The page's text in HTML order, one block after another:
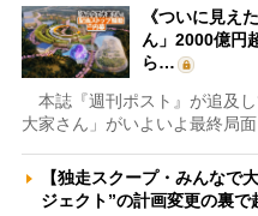
《ついに見え
ん」2000億円
ら…
本誌『週刊ポスト』が追及
大家さん」がいよいよ最終局
【独走スクープ・みんなで
ジェクト”の計画変更の裏